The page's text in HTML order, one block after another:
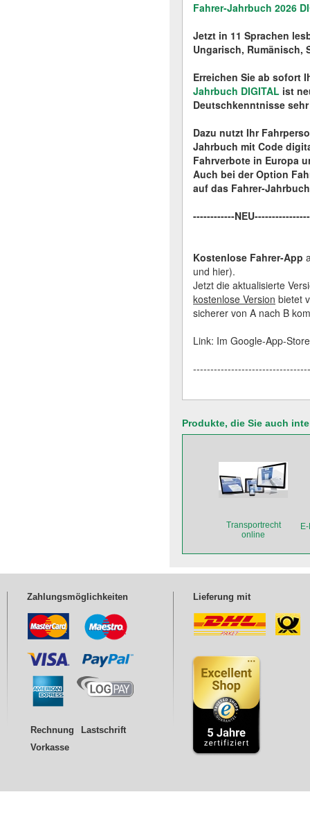
Fahrer-Jahrbuch 2026
Jetzt in 11 Sprachen
Ungarisch, Rumänisch,
Erreichen Sie ab sofort
Jahrbuch DIGITAL ist
Deutschkenntnisse
Dazu nutzt Ihr
Jahrbuch mit Code
Fahrverbote in Europa
Auch bei der Option
auf das Fahrer-
------------
Kostenlose Fahrer-App
und hier).
Jetzt die aktualisierte
kostenlose Version bietet
sicherer von A nach B
Link: Im Google-App-
Produkte, die Sie auch
Transportrecht
online
Sicher unterwegs in
Europa - Lkw
Zahlungsmöglichkeiten
Rechnung
Lastschrift
Vorkasse
Lieferung mit